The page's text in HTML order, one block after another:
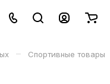
– Спортивные товары